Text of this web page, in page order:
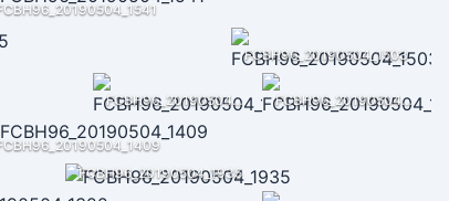
FCBH96_20190504_1503
FCBH96_20190504_1456 FCBH96_20190504_1440
FCBH96_20190504_1935